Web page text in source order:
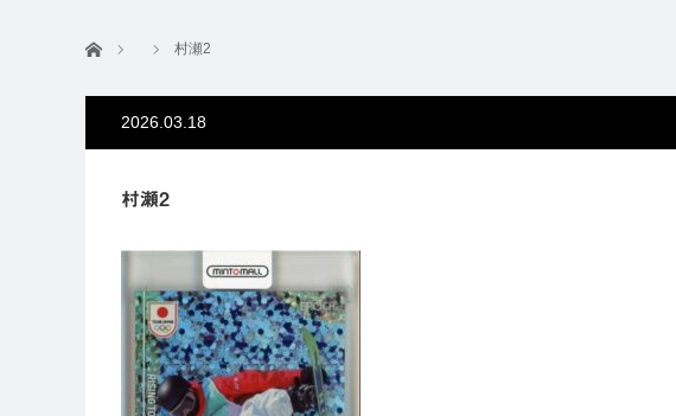
ホーム 村瀬2
2026.03.18
村瀬2